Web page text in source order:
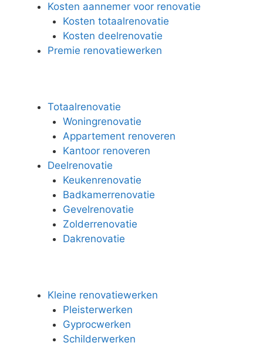
Kosten aannemer voor renovatie
Kosten totaalrenovatie
Kosten deelrenovatie
Premie renovatiewerken
Totaalrenovatie
Woningrenovatie
Appartement renoveren
Kantoor renoveren
Deelrenovatie
Keukenrenovatie
Badkamerrenovatie
Gevelrenovatie
Zolderrenovatie
Dakrenovatie
Kleine renovatiewerken
Pleisterwerken
Gyprocwerken
Schilderwerken